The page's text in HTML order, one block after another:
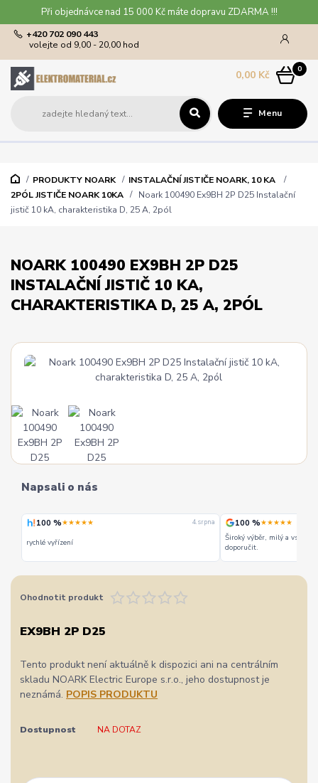
Při objednávce nad 15 000 Kč máte dopravu ZDARMA !!!
Menu
+420 702 090 443
volejte od 9,00 - 20,00 hod
0
0,00 Kč
PRODUKTY NOARK
INSTALAČNÍ JISTIČE NOARK, 10 KA
2PÓL JISTIČE NOARK 10KA
Noark 100490 Ex9BH 2P D25 Instalační
jistič 10 kA, charakteristika D, 25 A, 2pól
NOARK 100490 EX9BH 2P D25
INSTALAČNÍ JISTIČ 10 KA,
CHARAKTERISTIKA D, 25 A, 2PÓL
Napsali o nás
100 %★★★★★ 4. srpna
rychlé vyřízení
100 %★★★★★
Široký výběr, milý a
doporučit.
Ohodnotit produkt
EX9BH 2P D25
Tento produkt není aktuálně k dispozici ani na centrálním
skladu NOARK Electric Europe s.r.o., jeho dostupnost je
neznámá. POPIS PRODUKTU
Dostupnost NA DOTAZ